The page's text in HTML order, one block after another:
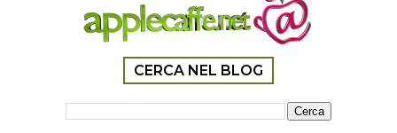
CERCA NEL BLOG